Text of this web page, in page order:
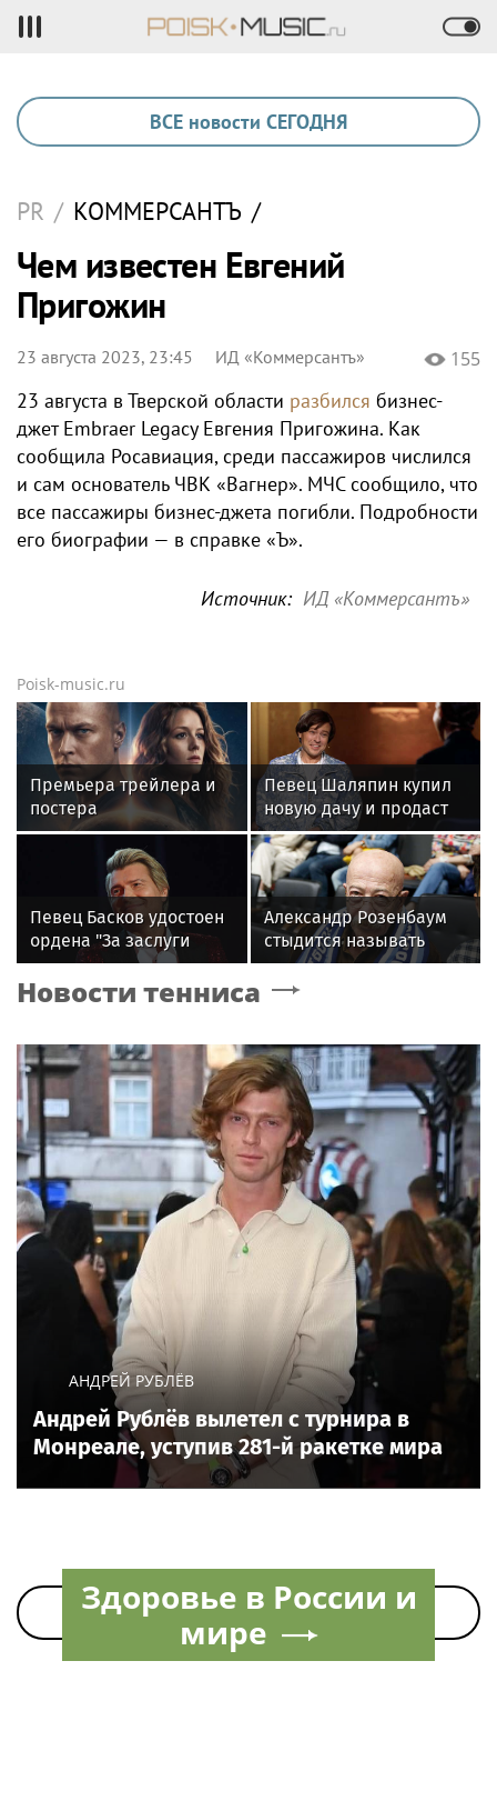
ВСЕ новости СЕГОДНЯ
PR / КОММЕРСАНТЪ /
Чем известен Евгений
Пригожин
23 августа 2023, 23:45 ИД «Коммерсантъ» 155
23 августа в Тверской области разбился бизнес-
джет Embraer Legacy Евгения Пригожина. Как
сообщила Росавиация, среди пассажиров числился
и сам основатель ЧВК «Вагнер». МЧС сообщило, что
все пассажиры бизнес-джета погибли. Подробности
его биографии — в справке «Ъ».
Источник: ИД «Коммерсантъ»
Poisk-music.ru
Премьера трейлера и
постера
фантастического
блокбастера «Девятая
планета»
Певец Шаляпин купил
новую дачу и продаст
старую
Певец Басков удостоен
ордена "За заслуги
перед Отечеством" IV
степени
Александр Розенбаум
стыдится называть
себя звездой
Новости тенниса
АНДРЕЙ РУБЛЁВ
Андрей Рублёв вылетел с турнира в
Монреале, уступив 281-й ракетке мира
Все новости по теме на сегодня